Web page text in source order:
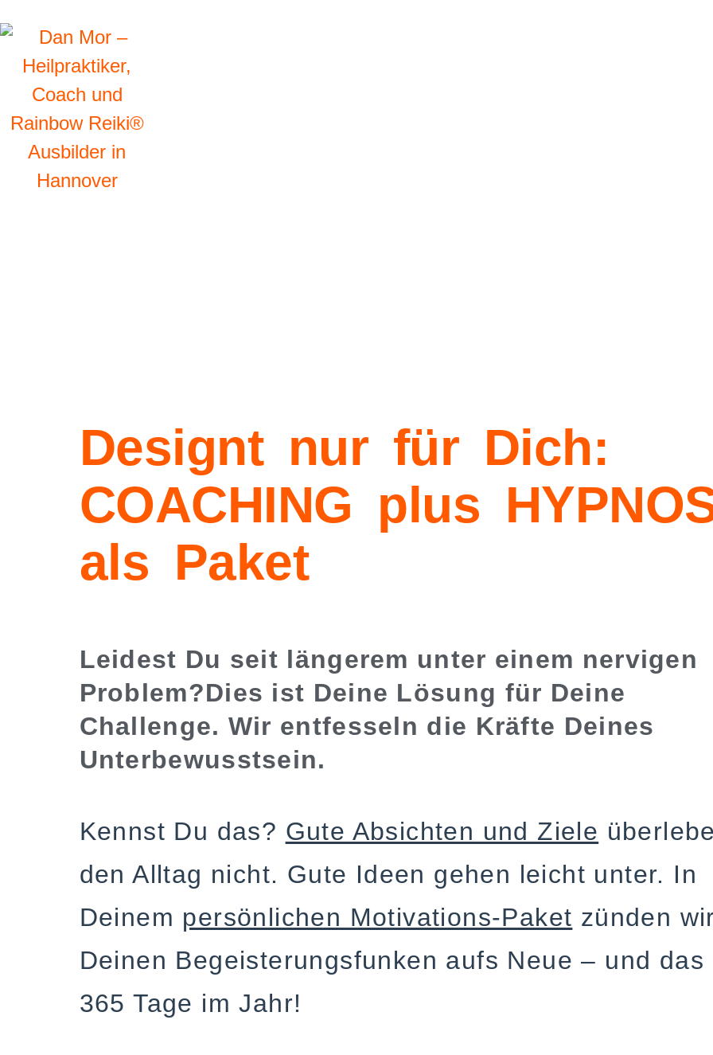
Designt nur für Dich:
COACHING plus
als Paket
Leidest Du seit längerem unter einem nervigen
Problem?Dies ist Deine Lösung für Deine
Challenge. Wir entfesseln die Kräfte Deines
Unterbewusstsein.
Kennst Du das? Gute Absichten und Ziele
den Alltag nicht. Gute Ideen gehen leicht unter. In
Deinem persönlichen Motivations-Paket zünden
Deinen Begeisterungsfunken aufs Neue – und das
365 Tage im Jahr!